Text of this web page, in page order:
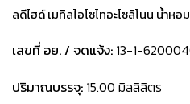
ลดีไฮด์ เมทิลไอโซไทอะโซลิโนน น้ำห
เลขที่ อย. / จดแจ้ง: 13-1-
ปริมาณบรรจุ: 15.00 มิลลิลิตร